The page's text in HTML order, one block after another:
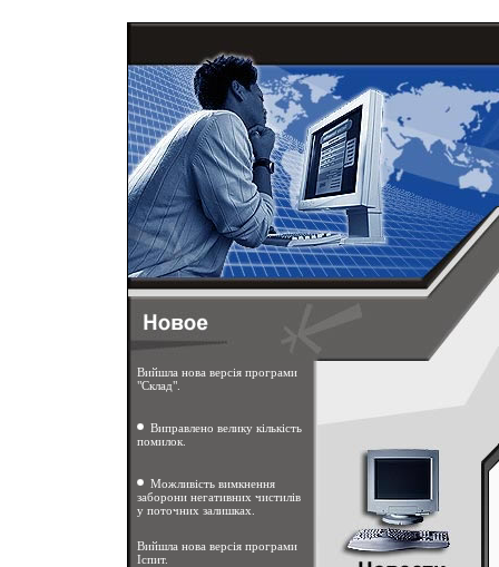
Вийшла нова версія програми
"Склад".
Виправлено велику кількість
помилок.
Можливість вимкнення
заборони негативних чистилів
у поточних залишках.
Вийшла нова версія програми
Іспит.